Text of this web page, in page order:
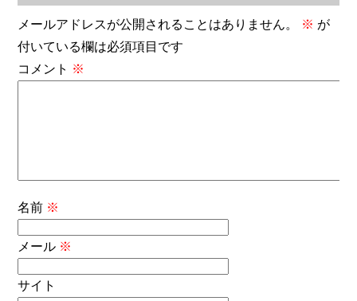
メールアドレスが公開されることはありません。 ※ が
付いている欄は必須項目です
コメント ※
名前 ※
メール ※
サイト